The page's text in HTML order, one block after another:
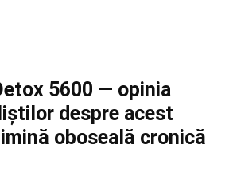
5600 — opinia
despre acest
oboseală cronică